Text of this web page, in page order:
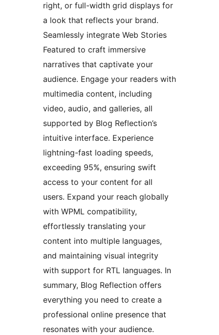
right, or full-width grid displays for
a look that reflects your brand.
Seamlessly integrate Web Stories
Featured to craft immersive
narratives that captivate your
audience. Engage your readers with
multimedia content, including
video, audio, and galleries, all
supported by Blog Reflection’s
intuitive interface. Experience
lightning-fast loading speeds,
exceeding 95%, ensuring swift
access to your content for all
users. Expand your reach globally
with WPML compatibility,
effortlessly translating your
content into multiple languages,
and maintaining visual integrity
with support for RTL languages. In
summary, Blog Reflection offers
everything you need to create a
professional online presence that
resonates with your audience.